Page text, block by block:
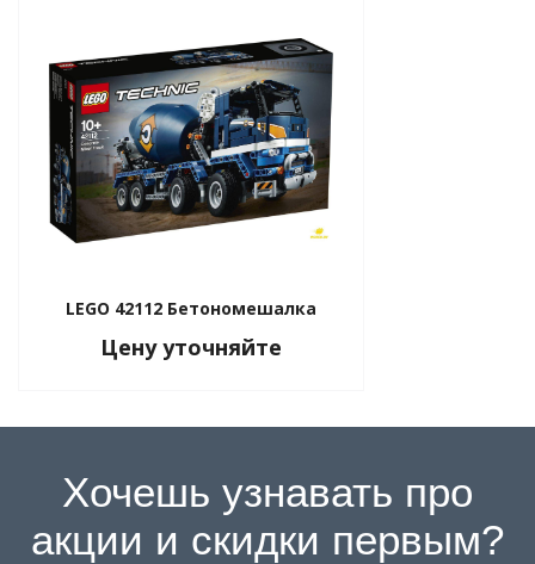
LEGO 42112 Бетономешалка
Цену уточняйте
Хочешь узнавать про
акции и скидки первым?